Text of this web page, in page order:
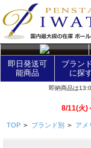
layer Control
即日発送可
能商品
ブラン
に探
即納商品は
8/11(火)
TOP > ブランド別 > アメ